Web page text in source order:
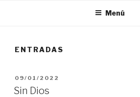
Menú
ENTRADAS
PUBLICADO
EL
09/01/2022
Sin Dios